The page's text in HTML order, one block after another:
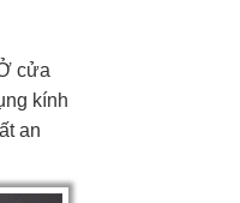
cửa
kính
an